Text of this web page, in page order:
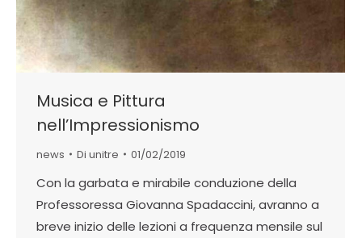
Musica e Pittura
nell’Impressionismo
news Di unitre 01/02/2019
Con la garbata e mirabile conduzione della
Professoressa Giovanna Spadaccini, avranno a
breve inizio delle lezioni a frequenza mensile sul